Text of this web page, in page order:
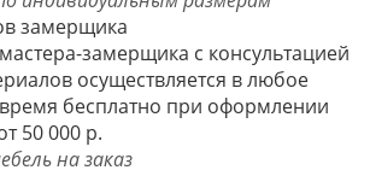
замерщика
замерщика с консультацией
осуществляется в любое
бесплатно при оформлении
50 000 р.